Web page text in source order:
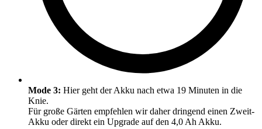
Mode 3: Hier geht der Akku nach etwa 19 Minuten in die
Knie.
Für große Gärten empfehlen wir daher dringend einen Zweit-
Akku oder direkt ein Upgrade auf den 4,0 Ah Akku.